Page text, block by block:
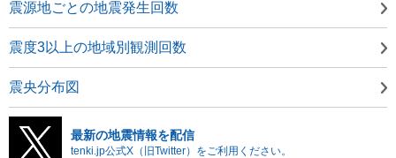
震源地ごとの地震発生回数
震度3以上の地域別観測回数
震央分布図
最新の地震情報を配信
tenki.jp公式X（旧Twitter）をご利用ください。